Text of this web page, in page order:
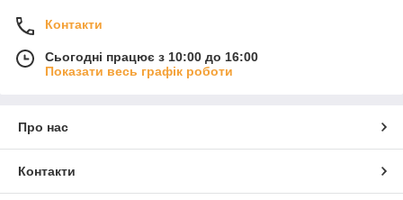
Контакти
Сьогодні працює з 10:00 до 16:00
Показати весь графік роботи
Про нас
Контакти